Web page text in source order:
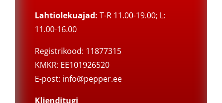
Lahtiolekuajad: T-R 11.00-19.00; L:
11.00-16.00
Registrikood: 11877315
KMKR: EE101926520
E-post: info@pepper.ee
Klienditugi